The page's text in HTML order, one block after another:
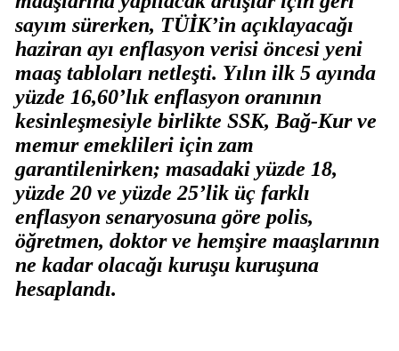
sayım sürerken, TÜİK’in açıklayacağı
haziran ayı enflasyon verisi öncesi yeni
maaş tabloları netleşti. Yılın ilk 5 ayında
yüzde 16,60’lık enflasyon oranının
kesinleşmesiyle birlikte SSK, Bağ-Kur ve
memur emeklileri için zam
garantilenirken; masadaki yüzde 18,
yüzde 20 ve yüzde 25’lik üç farklı
enflasyon senaryosuna göre polis,
öğretmen, doktor ve hemşire maaşlarının
ne kadar olacağı kuruşu kuruşuna
hesaplandı.